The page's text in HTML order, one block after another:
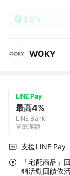
2.0%
WOKY
LINE Pay
最高4%
LINE Bank
單筆滿額
支援LINE Pay
「宅配商品」
銷活動回饋依